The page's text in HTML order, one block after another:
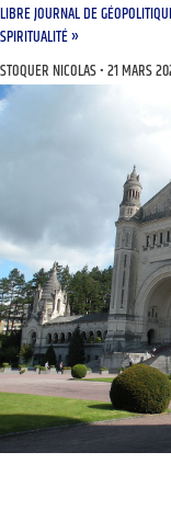
LIBRE JOURNAL DE
SPIRITUALITÉ »
STOQUER NICOLAS 21 MARS